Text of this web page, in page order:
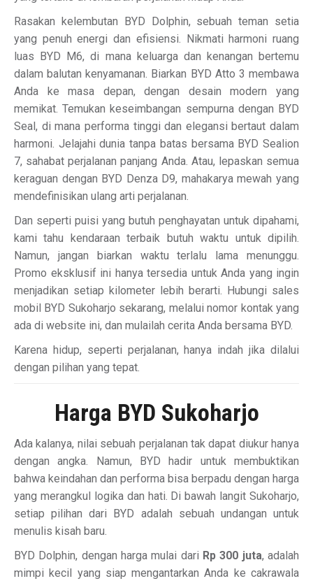
Rasakan kelembutan BYD Dolphin, sebuah teman setia
yang penuh energi dan efisiensi. Nikmati harmoni ruang
luas BYD M6, di mana keluarga dan kenangan bertemu
dalam balutan kenyamanan. Biarkan BYD Atto 3 membawa
Anda ke masa depan, dengan desain modern yang
memikat. Temukan keseimbangan sempurna dengan BYD
Seal, di mana performa tinggi dan elegansi bertaut dalam
harmoni. Jelajahi dunia tanpa batas bersama BYD Sealion
7, sahabat perjalanan panjang Anda. Atau, lepaskan semua
keraguan dengan BYD Denza D9, mahakarya mewah yang
mendefinisikan ulang arti perjalanan.
Dan seperti puisi yang butuh penghayatan untuk dipahami,
kami tahu kendaraan terbaik butuh waktu untuk dipilih.
Namun, jangan biarkan waktu terlalu lama menunggu.
Promo eksklusif ini hanya tersedia untuk Anda yang ingin
menjadikan setiap kilometer lebih berarti. Hubungi sales
mobil BYD Sukoharjo sekarang, melalui nomor kontak yang
ada di website ini, dan mulailah cerita Anda bersama BYD.
Karena hidup, seperti perjalanan, hanya indah jika dilalui
dengan pilihan yang tepat.
Harga BYD Sukoharjo
Ada kalanya, nilai sebuah perjalanan tak dapat diukur hanya
dengan angka. Namun, BYD hadir untuk membuktikan
bahwa keindahan dan performa bisa berpadu dengan harga
yang merangkul logika dan hati. Di bawah langit Sukoharjo,
setiap pilihan dari BYD adalah sebuah undangan untuk
menulis kisah baru.
BYD Dolphin, dengan harga mulai dari Rp 300 juta, adalah
mimpi kecil yang siap mengantarkan Anda ke cakrawala